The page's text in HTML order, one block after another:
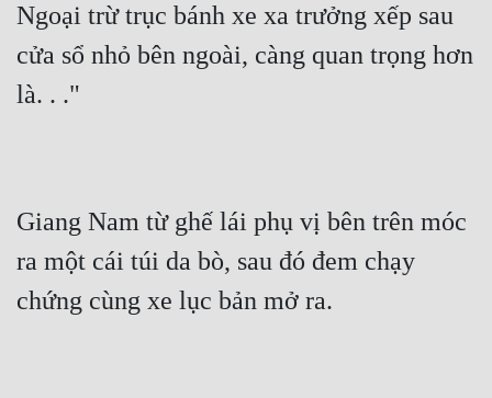
Ngoại trừ trục bánh xe xa trưởng xếp sau
cửa sổ nhỏ bên ngoài, càng quan trọng hơn
là. . ."
Giang Nam từ ghế lái phụ vị bên trên móc
ra một cái túi da bò, sau đó đem chạy
chứng cùng xe lục bản mở ra.